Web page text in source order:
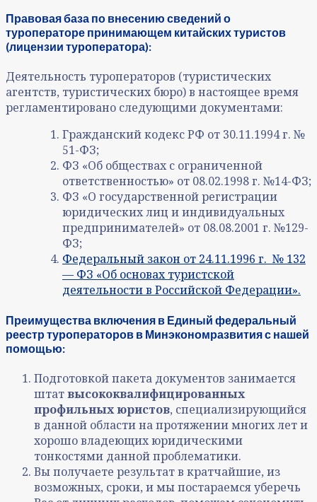
Правовая база по внесению сведений о
туроператоре принимающем китайских туристов
(лицензии туроператора):
Деятельность туроператоров (туристических
агентств, туристических бюро) в настоящее время
регламентировано следующими документами:
Гражданский кодекс РФ от 30.11.1994 г. №
51-ФЗ;
ФЗ «Об обществах с ограниченной
ответственностью» от 08.02.1998 г. №14-ФЗ;
ФЗ «О государственной регистрации
юридических лиц и индивидуальных
предпринимателей» от 08.08.2001 г. №129-
ФЗ;
Федеральный закон от 24.11.1996 г. № 132
— ФЗ «Об основах туристской
деятельности в Российской Федерации».
Преимущества включения в Единый федеральный
реестр туроператоров в Минэкономразвития с нашей
помощью:
Подготовкой пакета документов занимается
штатвысококвалифицированных
профильных юристов, специализирующийся
в данной области на протяжении многих лет и
хорошо владеющих юридическими
тонкостями данной проблематики.
Вы получаете результат в кратчайшие, из
возможных, сроки, и мы постараемся уберечь